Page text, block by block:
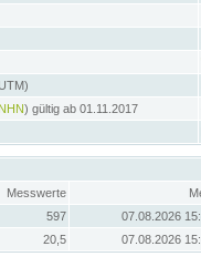
) gültig ab 01.11.2017
Messwerte
597
07.08.2026
20,5 07.08.2026